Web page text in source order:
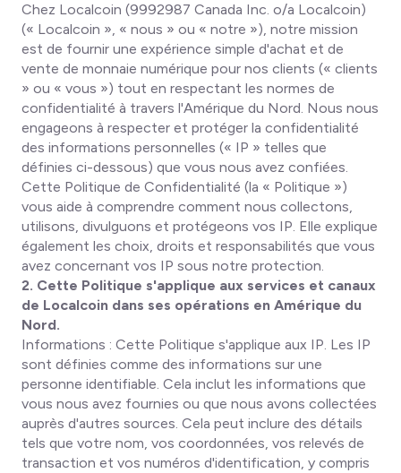
Chez Localcoin (9992987 Canada Inc. o/a Localcoin)
(« Localcoin », « nous » ou « notre »), notre mission
est de fournir une expérience simple d'achat et de
vente de monnaie numérique pour nos clients (« clients
» ou « vous ») tout en respectant les normes de
confidentialité à travers l'Amérique du Nord. Nous nous
engageons à respecter et protéger la confidentialité
des informations personnelles (« IP » telles que
définies ci-dessous) que vous nous avez confiées.
Cette Politique de Confidentialité (la « Politique »)
vous aide à comprendre comment nous collectons,
utilisons, divulguons et protégeons vos IP. Elle explique
également les choix, droits et responsabilités que vous
avez concernant vos IP sous notre protection.
2. Cette Politique s'applique aux services et canaux
de Localcoin dans ses opérations en Amérique du
Nord.
Informations : Cette Politique s'applique aux IP. Les IP
sont définies comme des informations sur une
personne identifiable. Cela inclut les informations que
vous nous avez fournies ou que nous avons collectées
auprès d'autres sources. Cela peut inclure des détails
tels que votre nom, vos coordonnées, vos relevés de
transaction et vos numéros d'identification, y compris